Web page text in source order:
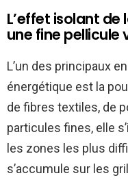
L’effet isolant
une fine pellicule
L’un des principaux
énergétique est la
de fibres textiles, de
particules fines, elle
les zones les plus
s’accumule sur les